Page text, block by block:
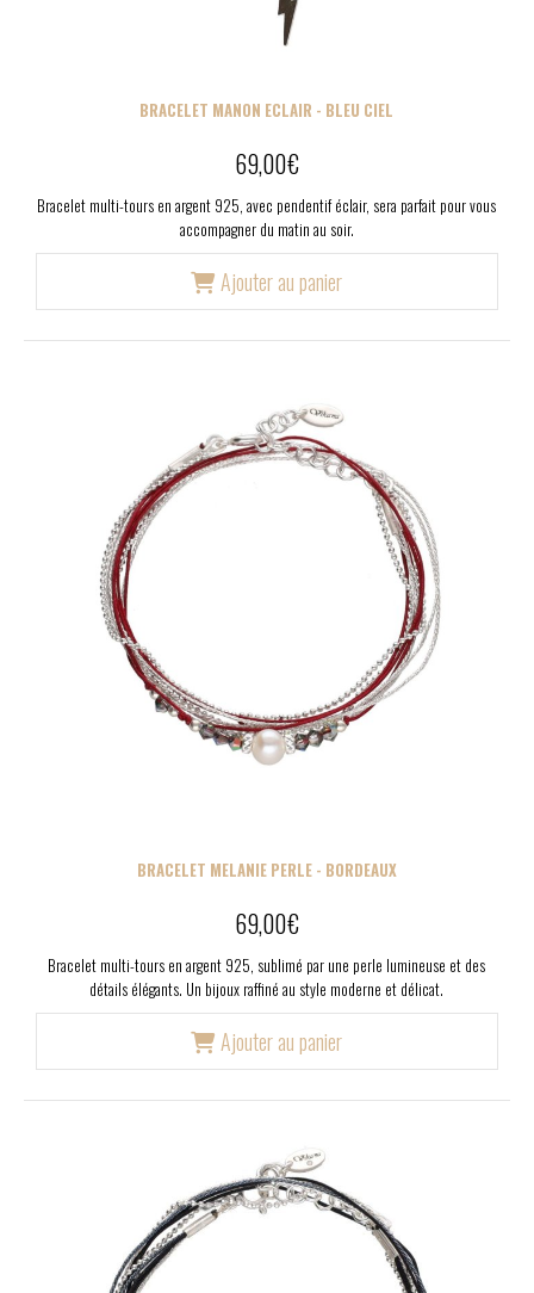
BRACELET MANON ECLAIR - BLEU CIEL
69,00€
Bracelet multi-tours en argent 925, avec pendentif éclair, sera parfait pour vous
accompagner du matin au soir.
Ajouter au panier
BRACELET MELANIE PERLE - BORDEAUX
69,00€
Bracelet multi-tours en argent 925, sublimé par une perle lumineuse et des
détails élégants. Un bijoux raffiné au style moderne et délicat.
Ajouter au panier